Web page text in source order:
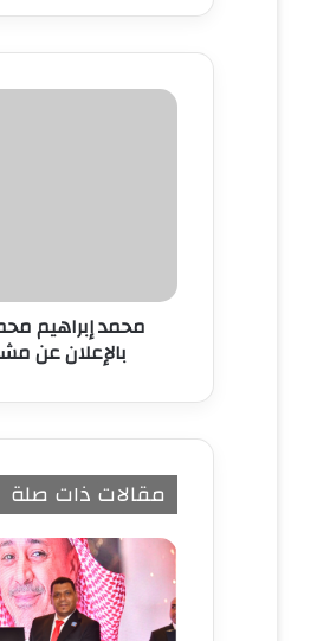
د
ا
محمد إبراهيم
بالإعلان عن
مقالات ذات صلة